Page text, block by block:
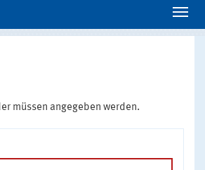
müssen angegeben werden.